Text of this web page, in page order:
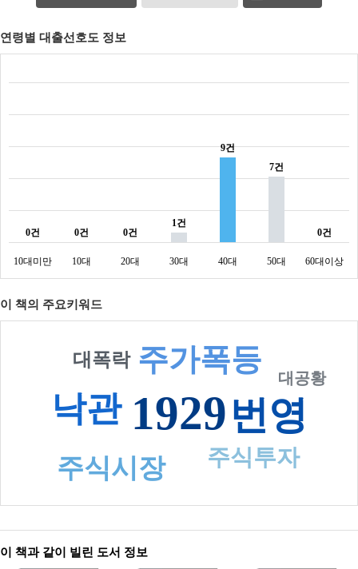
연령별 대출선호도 정보
0건
10대미만
0건
10대
0건
20대
1건
30대
9건
40대
7건
50대
0건
60대이상
이 책의 주요키워드
1929번영
낙관
주가폭등
주식시장 주식투자
대폭락
대공황
이 책과 같이 빌린 도서 정보